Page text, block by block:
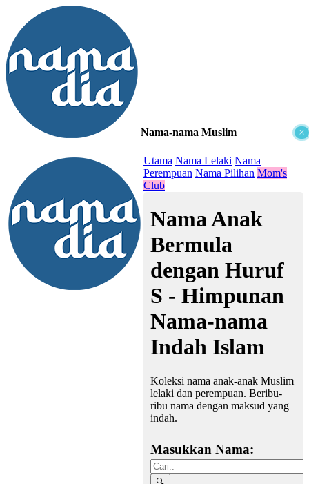
×
Nama-nama Muslim
Utama Nama Lelaki Nama
Perempuan Nama Pilihan Mom's
Club
Nama Anak
Bermula
dengan Huruf
S - Himpunan
Nama-nama
Indah Islam
Koleksi nama anak-anak Muslim
lelaki dan perempuan. Beribu-
ribu nama dengan maksud yang
indah.
Masukkan Nama: